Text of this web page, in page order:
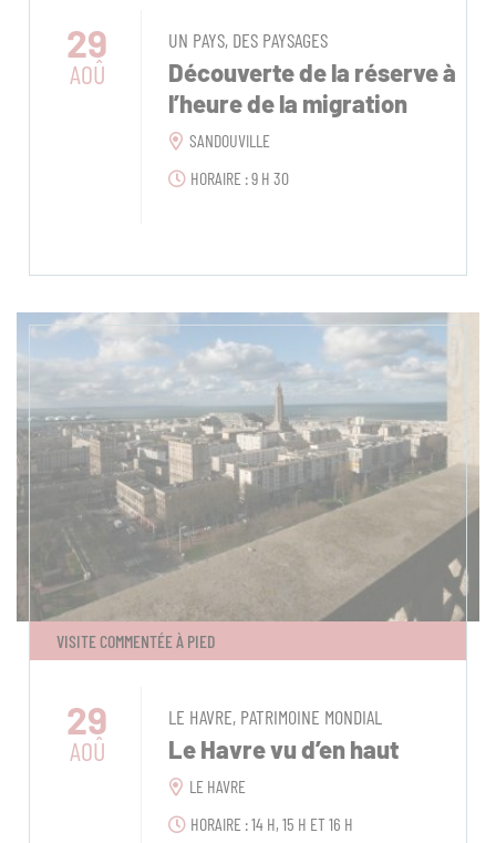
29
AOÛ
UN PAYS, DES PAYSAGES
Découverte de la réserve à
l’heure de la migration
SANDOUVILLE
HORAIRE : 9 H 30
VISITE COMMENTÉE À PIED
29
AOÛ
LE HAVRE, PATRIMOINE MONDIAL
Le Havre vu d’en haut
LE HAVRE
HORAIRE : 14 H, 15 H ET 16 H